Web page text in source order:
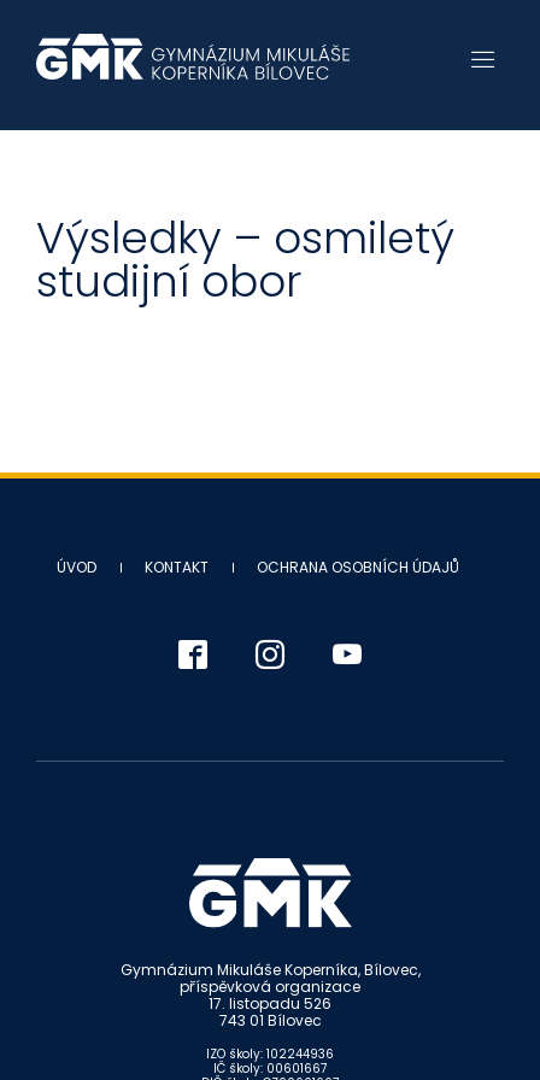
Výsledky – osmiletý
studijní obor
ÚVOD KONTAKT OCHRANA OSOBNÍCH ÚDAJŮ
Gymnázium Mikuláše Koperníka, Bílovec,
příspěvková organizace
17. listopadu 526
743 01 Bílovec
IZO školy: 102244936
IČ školy: 00601667